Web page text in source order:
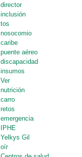
director
inclusión
tos
nosocomio
caribe
puente aéreo
discapacidad
insumos
Ver
nutrición
carro
retos
emergencia
IPHE
Yelkys Gil
oír